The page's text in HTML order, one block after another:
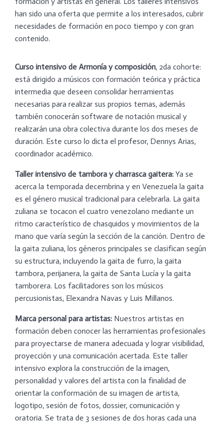
han sido una oferta que permite a los interesados, cubrir
necesidades de formación en poco tiempo y con gran
contenido.
Curso intensivo de Armonía y composición, 2da cohorte:
está dirigido a músicos con formación teórica y práctica
intermedia que deseen consolidar herramientas
necesarias para realizar sus propios temas, además
también conocerán software de notación musical y
realizarán una obra colectiva durante los dos meses de
duración. Este curso lo dicta el profesor, Dennys Arias,
coordinador académico.
Taller intensivo de tambora y charrasca gaitera: Ya se
acerca la temporada decembrina y en Venezuela la gaita
es el género musical tradicional para celebrarla. La gaita
zuliana se tocacon el cuatro venezolano mediante un
ritmo característico de chasquidos y movimientos de la
mano que varía según la sección de la canción. Dentro de
la gaita zuliana, los géneros principales se clasifican según
su estructura, incluyendo la gaita de furro, la gaita
tambora, perijanera, la gaita de Santa Lucía y la gaita
tamborera. Los facilitadores son los músicos
percusionistas, Elexandra Navas y Luis Millanos.
Marca personal para artistas: Nuestros artistas en
formación deben conocer las herramientas profesionales
para proyectarse de manera adecuada y lograr visibilidad,
proyección y una comunicación acertada. Este taller
intensivo explora la construcción de la imagen,
personalidad y valores del artista con la finalidad de
orientar la conformación de su imagen de artista,
logotipo, sesión de fotos, dossier, comunicación y
oratoria. Se trata de 3 sesiones de dos horas cada una